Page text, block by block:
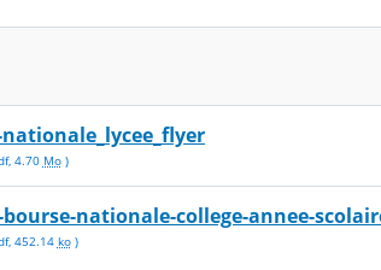
nationale_lycee_flyer
, 4.70 Mo)
nationale-college-annee-
, 452.14 ko)